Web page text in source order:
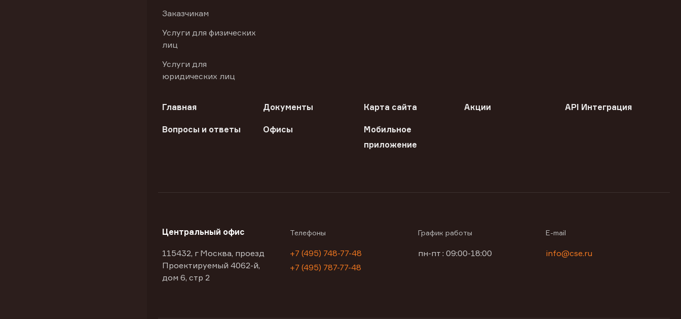
Заказчикам
Услуги для физических
лиц
Услуги для
юридических лиц
Главная Документы Карта сайта Акции API Интеграция
Вопросы и ответы Офисы
Мобильное
приложение
Центральный офис
115432, г Москва, проезд
Проектируемый 4062-й,
дом 6, стр 2
Телефоны
+7 (495) 748-77-48
+7 (495) 787-77-48
График работы
пн-пт : 09:00-18:00
E-mail
info@cse.ru